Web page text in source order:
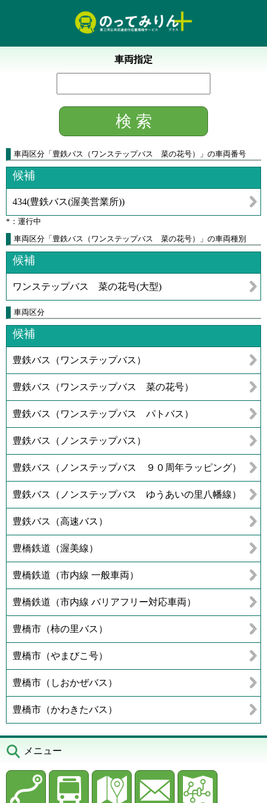
車両指定
車両区分 「 豊鉄バス（ワンステップバス 菜の花号） 」 の車両番号
候補
434(豊鉄バス(渥美営業所))
*：運行中
車両区分「豊鉄バス（ワンステップバス 菜の花号）」の車両種別
候補
ワンステップバス 菜の花号(大型)
車両区分
候補
豊鉄バス（ワンステップバス）
豊鉄バス（ワンステップバス 菜の花号）
豊鉄バス（ワンステップバス パトバス）
豊鉄バス（ノンステップバス）
豊鉄バス（ノンステップバス ９０周年ラッピング）
豊鉄バス（ノンステップバス ゆうあいの里八幡線）
豊鉄バス（高速バス）
豊橋鉄道（渥美線）
豊橋鉄道（市内線 一般車両）
豊橋鉄道（市内線 バリアフリー対応車両）
豊橋市（柿の里バス）
豊橋市（やまびこ号）
豊橋市（しおかぜバス）
豊橋市（かわきたバス）
メニュー